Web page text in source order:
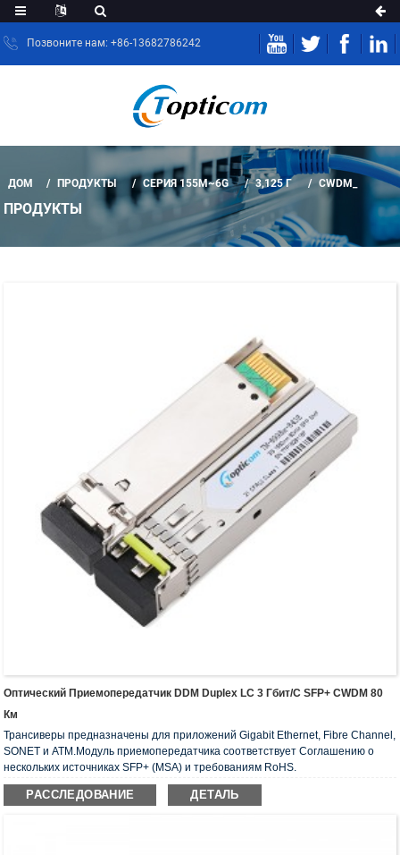
Позвоните нам: +86-13682786242
ДОМ ПРОДУКТЫ СЕРИЯ 155M~6G 3,125 Г CWDM_
ПРОДУКТЫ
Оптический Приемопередатчик DDM Duplex LC 3 Гбит/с SFP+ CWDM 80
Км
Трансиверы предназначены для приложений Gigabit Ethernet, Fibre Channel,
SONET и ATM.Модуль приемопередатчика соответствует Соглашению о
нескольких источниках SFP+ (MSA) и требованиям RoHS.
РАССЛЕДОВАНИЕ ДЕТАЛЬ